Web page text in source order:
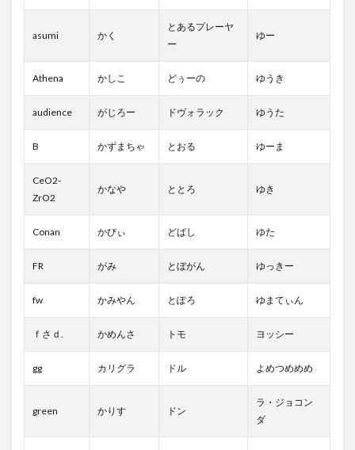
asumi かく
とあるプレーヤ
ー
ゆー
Athena かしこ どぅーの ゆうき
audience がじろー ドヴォラック ゆうた
B かずまちゃ とおる ゆーま
CeO2-
ZrO2
かなや ととろ ゆき
Conan かびぃ どばし ゆた
FR がみ とぼがん ゆっきー
fw かみやん とぽろ ゆまてぃん
ｆさｄ. かめんさ トモ ヨッシー
gg カリグラ ドル よめつめめめ
green かりす ドン
ラ・ジョコン
ダ